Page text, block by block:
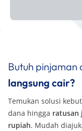
Butuh pinjaman
langsung cair?
Temukan solusi
dana hingga ratusan
rupiah. Mudah